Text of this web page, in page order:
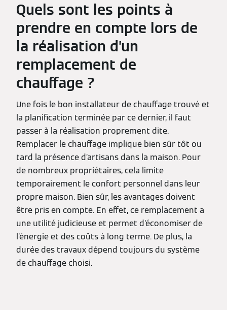
Quels sont les points à
prendre en compte lors de
la réalisation d’un
remplacement de
chauffage ?
Une fois le bon installateur de chauffage trouvé et
la planification terminée par ce dernier, il faut
passer à la réalisation proprement dite.
Remplacer le chauffage implique bien sûr tôt ou
tard la présence d’artisans dans la maison. Pour
de nombreux propriétaires, cela limite
temporairement le confort personnel dans leur
propre maison. Bien sûr, les avantages doivent
être pris en compte. En effet, ce remplacement a
une utilité judicieuse et permet d’économiser de
l’énergie et des coûts à long terme. De plus, la
durée des travaux dépend toujours du système
de chauffage choisi.